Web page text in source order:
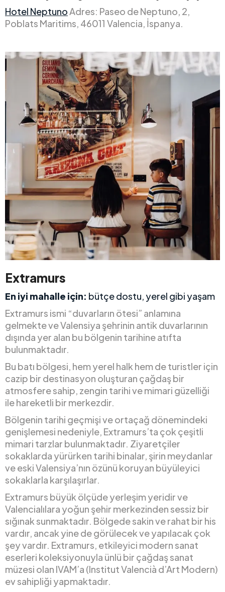
Hotel NeptunoAdres: Paseo de Neptuno, 2,
Poblats Maritims, 46011 Valencia, İspanya.
Extramurs
En iyi mahalle için: bütçe dostu, yerel gibi yaşam
Extramurs ismi “duvarların ötesi” anlamına
gelmekte ve Valensiya şehrinin antik duvarlarının
dışında yer alan bu bölgenin tarihine atıfta
bulunmaktadır.
Bu batı bölgesi, hem yerel halk hem de turistler için
cazip bir destinasyon oluşturan çağdaş bir
atmosfere sahip, zengin tarihi ve mimari güzelliği
ile hareketli bir merkezdir.
Bölgenin tarihi geçmişi ve ortaçağ dönemindeki
genişlemesi nedeniyle, Extramurs’ta çok çeşitli
mimari tarzlar bulunmaktadır. Ziyaretçiler
sokaklarda yürürken tarihi binalar, şirin meydanlar
ve eski Valensiya’nın özünü koruyan büyüleyici
sokaklarla karşılaşırlar.
Extramurs büyük ölçüde yerleşim yeridir ve
Valencialılara yoğun şehir merkezinden sessiz bir
sığınak sunmaktadır. Bölgede sakin ve rahat bir his
vardır, ancak yine de görülecek ve yapılacak çok
şey vardır. Extramurs, etkileyici modern sanat
eserleri koleksiyonuyla ünlü bir çağdaş sanat
müzesi olan IVAM’a (Institut Valencià d’Art Modern)
ev sahipliği yapmaktadır.